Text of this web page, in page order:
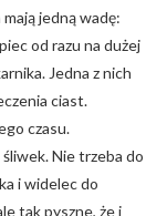
jedną wadę:
od razu na dużej
Jedna z nich
ciast.
czasu.
Nie trzeba do
i widelec do
tak pyszne, że i